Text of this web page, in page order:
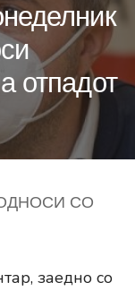
отпадот
СО
заедно со